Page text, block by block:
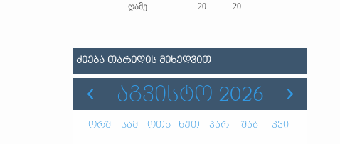
ღამე
20 20
ᲫᲘᲔᲑᲐ ᲗᲐᲠᲘᲦᲘᲡ ᲛᲘᲮᲔᲓᲕᲘᲗ
ᲐᲒᲕᲘᲡᲢᲝ 2026
ორშ სამ ოთხ ხუთ პარ შაბ კვი